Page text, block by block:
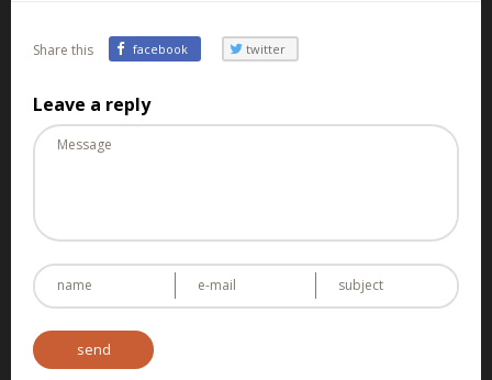
Share this facebook twitter
Leave a reply